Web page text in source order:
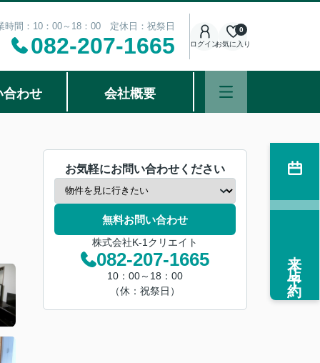
時間：10：00～18：00 定休日：祝祭日
082-207-1665 ログインお気に入り
0
合わせ 会社概要
お気軽にお問い合わせください
無料お問い合わせ
株式会社K-1クリエイト
082-207-1665
10：00～18：00
（休：祝祭日）
来店予約